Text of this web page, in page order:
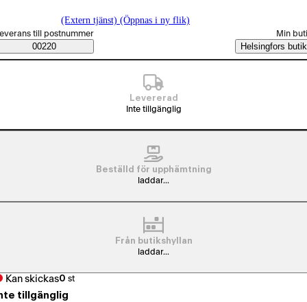
(Extern tjänst) (Öppnas i ny flik)
Saatavuustiedot
beställningssätt
till postnummer
00220
Min
Helsingfors butik
Levererad
Inte tillgänglig
Beställd för upphämtning
laddar...
Från butikshyllan
laddar...
Kan skickas0 st
tillgänglig